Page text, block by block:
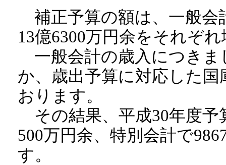
補正予算の額は、一般会
13億6300万円余をそれぞ
一般会計の歳入につきま
か、歳出予算に対応した
おります。
その結果、平成30年度予
500万円余、特別会計で
す。